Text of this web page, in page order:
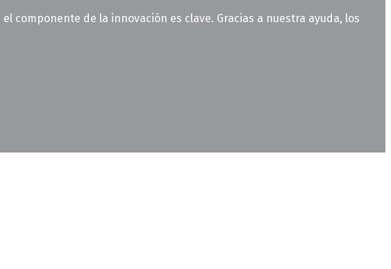
componente de la innovación es clave. Gracias a nuestra ayuda, los